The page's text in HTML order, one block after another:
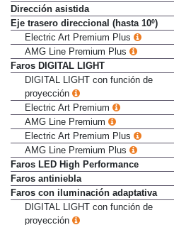
muerto
Dirección asistida
Eje trasero direccional (hasta 10º)
Electric Art Premium Plus
AMG Line Premium Plus
Faros DIGITAL LIGHT
DIGITAL LIGHT con función de
proyección
Electric Art Premium
AMG Line Premium
Electric Art Premium Plus
AMG Line Premium Plus
Faros LED High Performance
Faros antiniebla
Faros con iluminación adaptativa
DIGITAL LIGHT con función de